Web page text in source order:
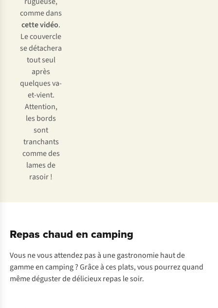
comme dans
cette vidéo.
Le couvercle
se détachera
tout seul
après
quelques va-
et-vient.
Attention,
les bords
sont
tranchants
comme des
lames de
rasoir !
Repas chaud en camping
Vous ne vous attendez pas à une gastronomie haut de
gamme en camping ? Grâce à ces plats, vous pourrez quand
même déguster de délicieux repas le soir.